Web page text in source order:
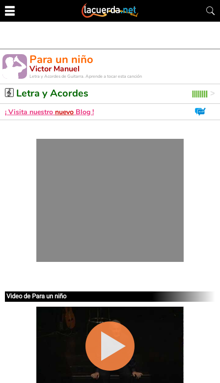
Para un niño
Victor Manuel
Letra y Acordes de Guitarra. Aprende a tocar esta canción
Letra y Acordes
¡ Visita nuestro nuevo Blog !
Video de Para un niño